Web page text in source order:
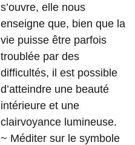
s’ouvre, elle nous
enseigne que, bien que la
vie puisse être parfois
troublée par des
difficultés, il est possible
d’atteindre une beauté
intérieure et une
clairvoyance lumineuse.
~ Méditer sur le symbole